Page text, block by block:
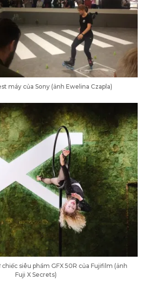
máy của Sony (ảnh Ewelina Czapla)
siêu phẩm GFX 50R của Fujifilm (ảnh
Fuji X Secrets)